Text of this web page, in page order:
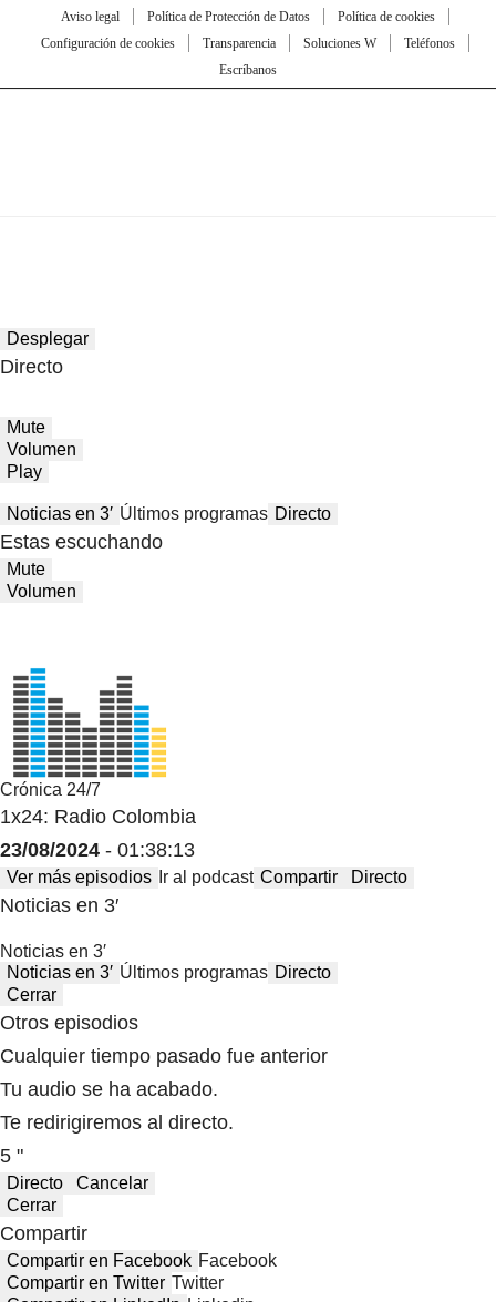
Aviso legal Política de Protección de Datos
Política de cookies
Configuración de cookies
Transparencia Soluciones W
Teléfonos
Escríbanos
Desplegar
Directo
Mute
Volumen
Play
Noticias en 3′ Últimos programas Directo
Estas escuchando
Mute
Volumen
Crónica 24/7
1x24: Radio Colombia
23/08/2024 - 01:38:13
Ver más episodios Ir al podcast Compartir Directo
Noticias en 3′
Noticias en 3′
Noticias en 3′ Últimos programas Directo
Cerrar
Otros episodios
Cualquier tiempo pasado fue anterior
Tu audio se ha acabado.
Te redirigiremos al directo.
5 "
Directo
Cancelar
Cerrar
Compartir
Compartir en Facebook Facebook
Compartir en Twitter Twitter